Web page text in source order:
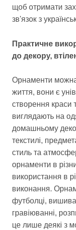
щоб отримати
зв'язок з
Практичне
до декору,
Орнаменти можна
життя, вони є
створення краси
виглядають на
домашньому
текстилі,
стиль та
орнаменти в
використання в
виконання.
футболці,
гравіюванні,
це лише деякі з